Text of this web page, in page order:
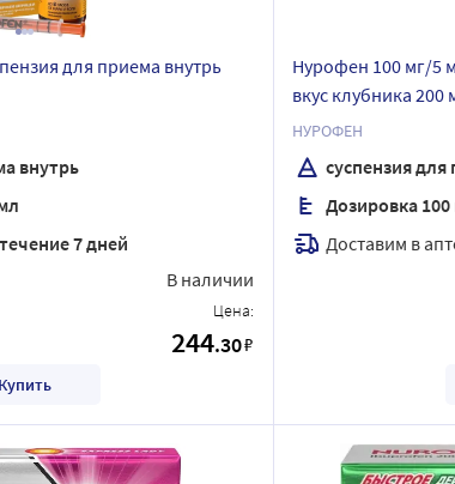
для приема внутрь
внутрь
7 дней
В наличии
Цена:
244.30₽
Купить
Нурофен 100 мг/5
вкус клубника 200
НУРОФЕН
суспензия
Дозировка
Доставим в